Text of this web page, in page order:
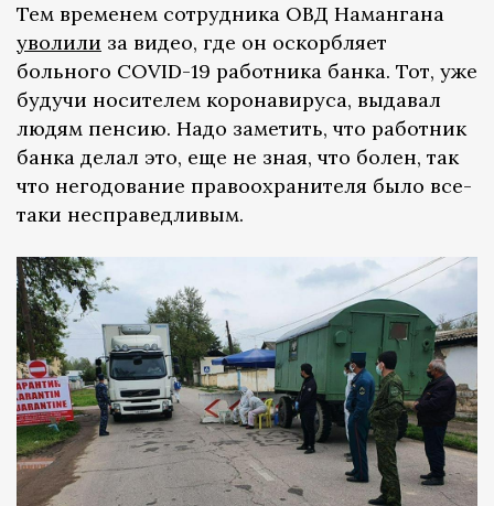
Тем временем сотрудника ОВД Намангана
уволили за видео, где он оскорбляет
больного COVID-19 работника банка. Тот, уже
будучи носителем коронавируса, выдавал
людям пенсию. Надо заметить, что работник
банка делал это, еще не зная, что болен, так
что негодование правоохранителя было все-
таки несправедливым.